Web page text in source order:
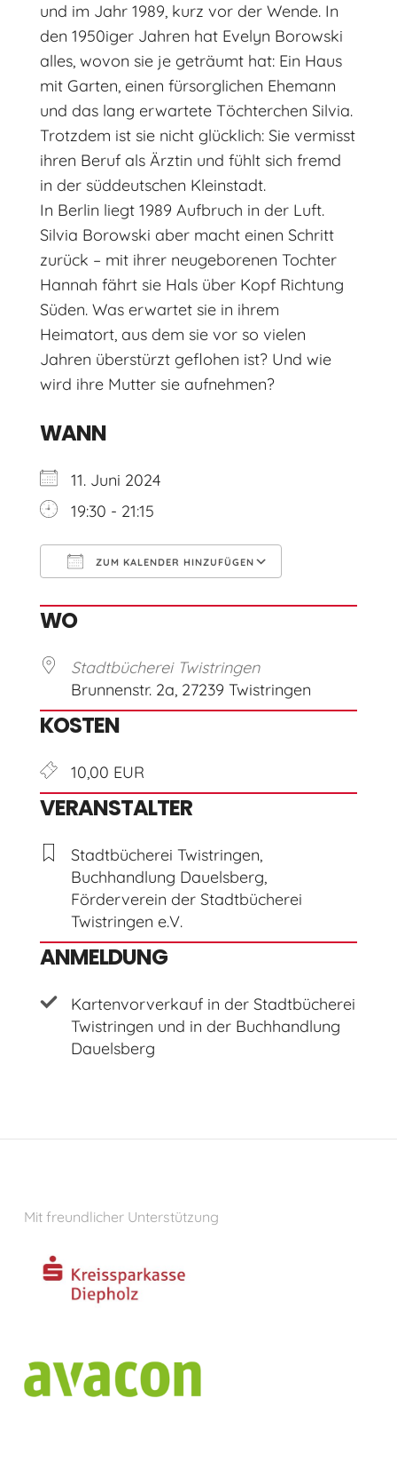
und im Jahr 1989, kurz vor der Wende. In
den 1950iger Jahren hat Evelyn Borowski
alles, wovon sie je geträumt hat: Ein Haus
mit Garten, einen fürsorglichen Ehemann
und das lang erwartete Töchterchen Silvia.
Trotzdem ist sie nicht glücklich: Sie vermisst
ihren Beruf als Ärztin und fühlt sich fremd
in der süddeutschen Kleinstadt.
In Berlin liegt 1989 Aufbruch in der Luft.
Silvia Borowski aber macht einen Schritt
zurück – mit ihrer neugeborenen Tochter
Hannah fährt sie Hals über Kopf Richtung
Süden. Was erwartet sie in ihrem
Heimatort, aus dem sie vor so vielen
Jahren überstürzt geflohen ist? Und wie
wird ihre Mutter sie aufnehmen?
WANN
11. Juni 2024
19:30 - 21:15
ZUM KALENDER HINZUFÜGEN
WO
Stadtbücherei Twistringen
Brunnenstr. 2a, 27239 Twistringen
KOSTEN
10,00 EUR
VERANSTALTER
Stadtbücherei Twistringen,
Buchhandlung Dauelsberg,
Förderverein der Stadtbücherei
Twistringen e.V.
ANMELDUNG
Kartenvorverkauf in der Stadtbücherei
Twistringen und in der Buchhandlung
Dauelsberg
Mit freundlicher Unterstützung